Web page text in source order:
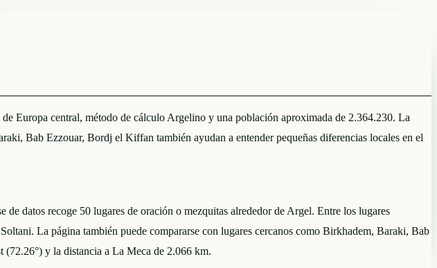
Europa central, método de cálculo Argelino y una población aproximada de 2.364.230. La
Bab Ezzouar, Bordj el Kiffan también ayudan a entender pequeñas diferencias locales en el
datos recoge 50 lugares de oración o mezquitas alrededor de Argel. Entre los lugares
La página también puede compararse con lugares cercanos como Birkhadem, Baraki, Bab
y la distancia a La Meca de 2.066 km.